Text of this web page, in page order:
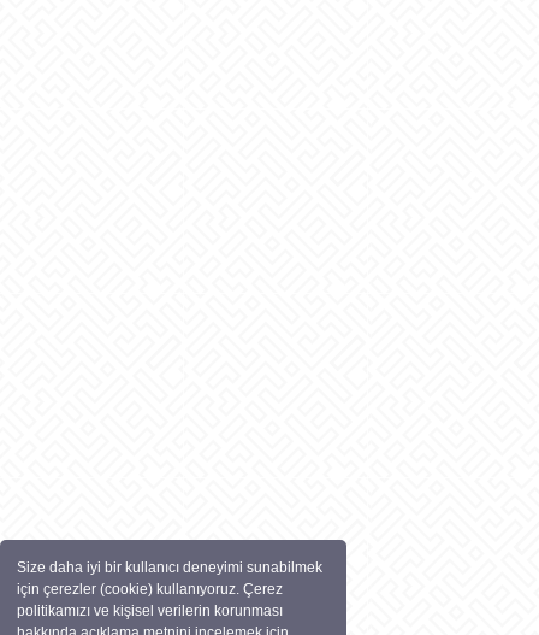
Size daha iyi bir kullanıcı deneyimi sunabilmek
için çerezler (cookie) kullanıyoruz. Çerez
politikamızı ve kişisel verilerin korunması